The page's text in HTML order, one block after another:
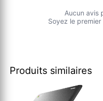
Aucun avis
Soyez le
Produits similaires